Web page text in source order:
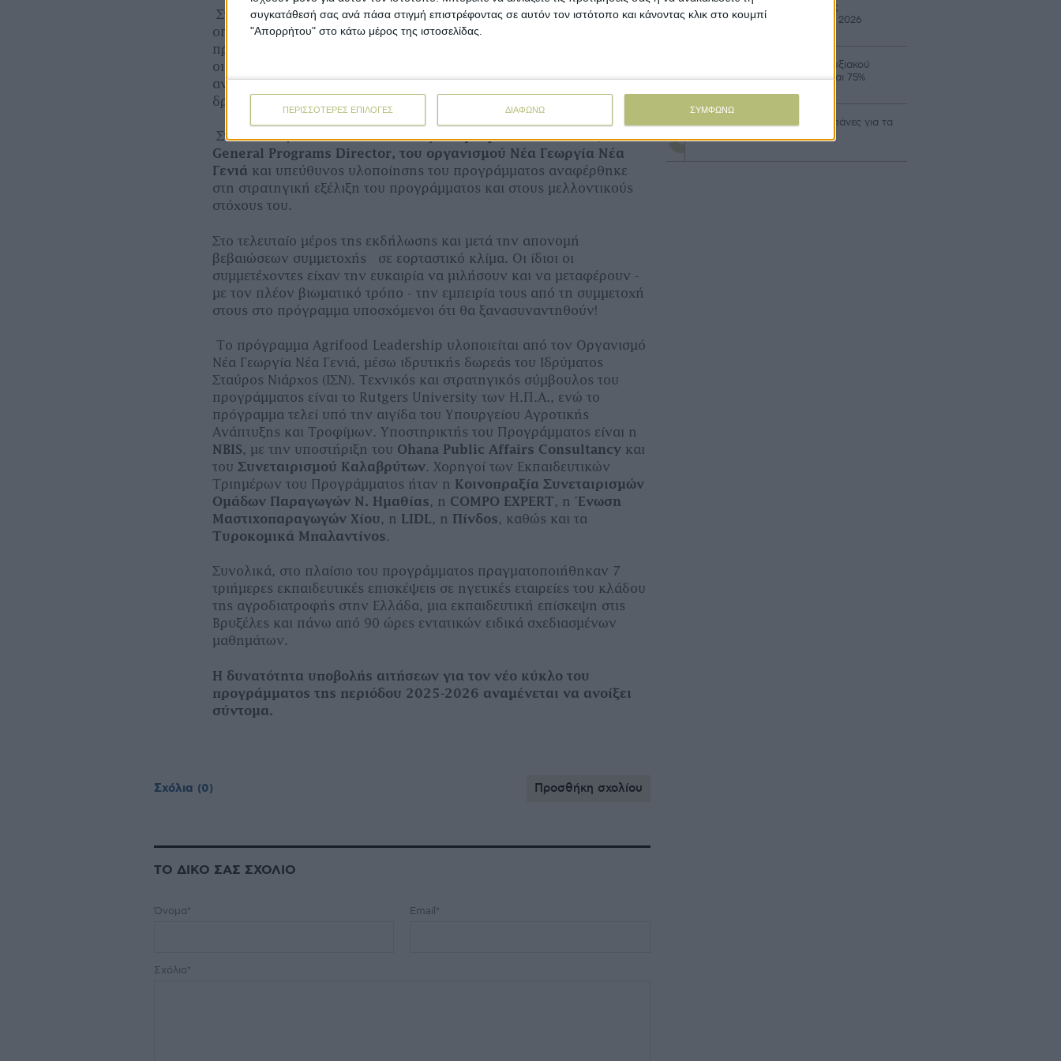
συγκατάθεσή σας ανά πάσα στιγμή επιστρέφοντας σε αυτόν τον ιστότοπο και κάνοντας κλικ στο κουμπί
"Απορρήτου" στο κάτω μέρος της ιστοσελίδας.
ΠΕΡΙΣΣΟΤΕΡΕΣ ΕΠΙΛΟΓΕΣ ΔΙΑΦΩΝΩ ΣΥΜΦΩΝΩ
Στο πλαίσιο της εκδήλωσης παρουσιάστηκε και ειδική πλατφόρμα η
οποία αναπτύχθηκε για την δικτύωση όλων όσων ολοκληρώνουν το
πρόγραμμα Agrifood Leadership. Στόχος της είναι να μπορούν όλοι
οι απόφοιτοι του προγράμματος να μπορούν να συνεργάζονται, να
αναλαμβάνουν πρωτοβουλίες και να συμμετέχουν σε μελλοντικές
δράσεις.
Στον επίλογο της εκδήλωσης ο Δρ.Δημήτρης Βολουδάκης,
General Programs Director, του οργανισμού Νέα Γεωργία Νέα
Γενιά και υπεύθυνος υλοποίησης του προγράμματος αναφέρθηκε
στη στρατηγική εξέλιξη του προγράμματος και στους μελλοντικούς
στόχους του.
Στο τελευταίο μέρος της εκδήλωσης και μετά την απονομή
βεβαιώσεων συμμετοχής σε εορταστικό κλίμα. Οι ίδιοι οι
συμμετέχοντες είχαν την ευκαιρία να μιλήσουν και να μεταφέρουν -
με τον πλέον βιωματικό τρόπο - την εμπειρία τους από τη συμμετοχή
στους στο πρόγραμμα υποσχόμενοι ότι θα ξανασυναντηθούν!
Το πρόγραμμα Agrifood Leadership υλοποιείται από τον Οργανισμό
Νέα Γεωργία Νέα Γενιά, μέσω ιδρυτικής δωρεάς του Ιδρύματος
Σταύρος Νιάρχος (ΙΣΝ). Τεχνικός και στρατηγικός σύμβουλος του
προγράμματος είναι το Rutgers University των Η.Π.Α., ενώ το
πρόγραμμα τελεί υπό την αιγίδα του Υπουργείου Αγροτικής
Ανάπτυξης και Τροφίμων. Υποστηρικτής του Προγράμματος είναι η
NBIS, με την υποστήριξη του Ohana Public Affairs Consultancy και
τουΣυνεταιρισμού Καλαβρύτων. Χορηγοί των Εκπαιδευτικών
Τριημέρων του Προγράμματος ήταν η Κοινοπραξία Συνεταιρισμών
Ομάδων Παραγωγών Ν. Ημαθίας, η COMPO EXPERT, η Ένωση
Μαστιχοπαραγωγών Χίου, η LIDL, η Πίνδος, καθώς και τα
Τυροκομικά Μπαλαντίνος.
Συνολικά, στο πλαίσιο του προγράμματος πραγματοποιήθηκαν 7
τριήμερες εκπαιδευτικές επισκέψεις σε ηγετικές εταιρείες του κλάδου
της αγροδιατροφής στην Ελλάδα, μια εκπαιδευτική επίσκεψη στις
Βρυξέλες και πάνω από 90 ώρες εντατικών ειδικά σχεδιασμένων
μαθημάτων.
Η δυνατότητα υποβολής αιτήσεων για τον νέο κύκλο του
προγράμματος της περιόδου 2025-2026 αναμένεται να ανοίξει
σύντομα.
Σχόλια (0) Προσθήκη σχολίου
ΤΟ ΔΙΚΟ ΣΑΣ ΣΧΟΛΙΟ
Όνομα* Email*
Σχόλιο*
Καταβολή 24,8 εκατ. β’ δόσης
επιστροφής ΕΦΚ πετρελαίου 2026
Άνοιξε ο νέος κύκλος Αναπτυξιακού
αγροτών με επιδότηση έως και 75%
Αναδρομικά επιλέξιμες οι δαπάνες για τα